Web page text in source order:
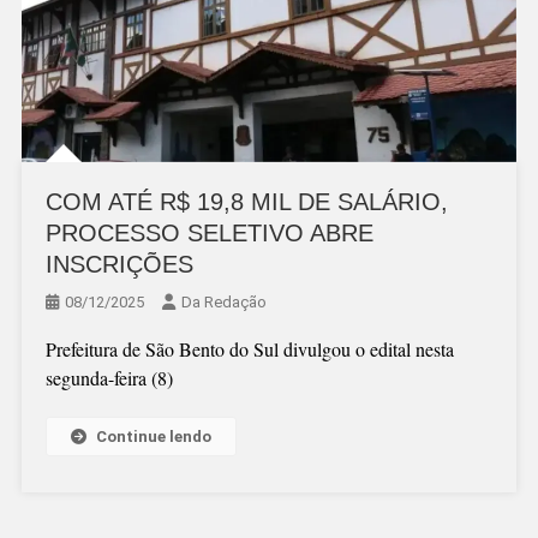
COM ATÉ R$ 19,8 MIL DE SALÁRIO,
PROCESSO SELETIVO ABRE
INSCRIÇÕES
08/12/2025 Da Redação
Prefeitura de São Bento do Sul divulgou o edital nesta
segunda-feira (8)
Continue lendo